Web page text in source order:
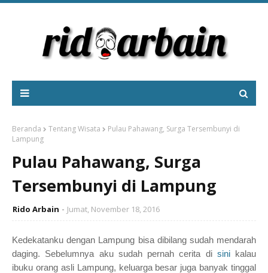
Beranda Tentang Wisata
Pulau Pahawang, Surga Tersembunyi di
Lampung
Pulau Pahawang, Surga
Tersembunyi di Lampung
Rido Arbain Jumat, November 18, 2016
Kedekatanku dengan Lampung bisa dibilang sudah mendarah
daging. Sebelumnya aku sudah pernah cerita di sinikalau
ibuku orang asli Lampung, keluarga besar juga banyak tinggal